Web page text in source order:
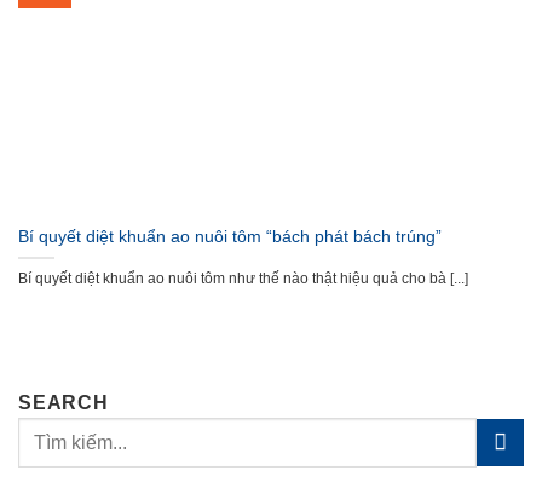
Bí quyết diệt khuẩn ao nuôi tôm “bách phát bách trúng”
Bí quyết diệt khuẩn ao nuôi tôm như thế nào thật hiệu quả cho bà [...]
SEARCH